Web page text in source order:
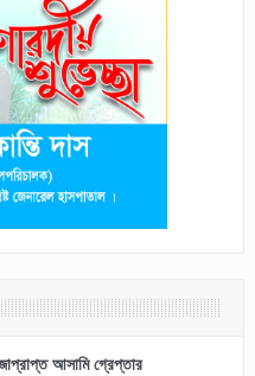
আসামি গ্রেপ্তার